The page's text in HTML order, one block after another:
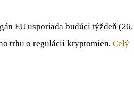
EU usporiada budúci týždeň (26.
trhu o regulácii kryptomien. Celý